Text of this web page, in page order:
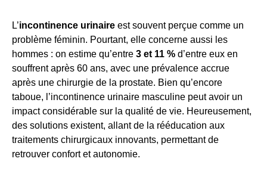
L’incontinence urinaire est souvent perçue comme un
problème féminin. Pourtant, elle concerne aussi les
hommes : on estime qu’entre 3 et 11 % d’entre eux en
souffrent après 60 ans, avec une prévalence accrue
après une chirurgie de la prostate. Bien qu’encore
taboue, l’incontinence urinaire masculine peut avoir un
impact considérable sur la qualité de vie. Heureusement,
des solutions existent, allant de la rééducation aux
traitements chirurgicaux innovants, permettant de
retrouver confort et autonomie.